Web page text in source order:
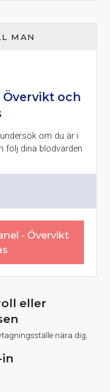
MAN
och
om du är i
följ dina blodvärden
- Övervikt
eller
nära dig.